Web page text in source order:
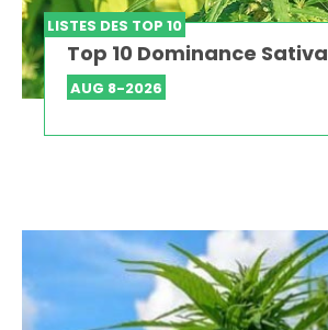
LISTES DES TOP 10
Top 10 Dominance Sativa
AUG 8-2026